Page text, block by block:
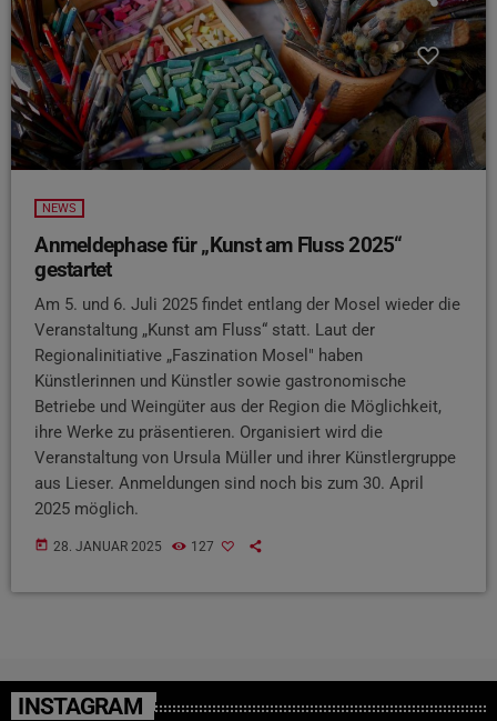
NEWS
Anmeldephase für „Kunst am Fluss 2025“
gestartet
Am 5. und 6. Juli 2025 findet entlang der Mosel wieder die
Veranstaltung „Kunst am Fluss“ statt. Laut der
Regionalinitiative „Faszination Mosel" haben
Künstlerinnen und Künstler sowie gastronomische
Betriebe und Weingüter aus der Region die Möglichkeit,
ihre Werke zu präsentieren. Organisiert wird die
Veranstaltung von Ursula Müller und ihrer Künstlergruppe
aus Lieser. Anmeldungen sind noch bis zum 30. April
2025 möglich.
today 28. JANUAR 2025 127
INSTAGRAM